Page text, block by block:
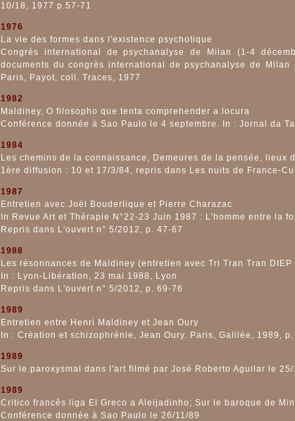
10/18, 1977 p.57-71
1976
La vie des formes dans l'existence psychotique
Congrès international de psychanalyse de Milan (1-4
documents du congrès international de psychanalyse de
Paris, Payot, coll. Traces, 1977
1982
Maldiney, O filosopho que tenta comprehender a locura
Conférence donnée à Sao Paulo le 4 septembre. In : Jornal da
1984
Les chemins de la connaissance, Demeures de la pensée, lieux
1ère diffusion : 10 et 17/3/84, repris dans Les nuits de France-
1987
Entretien avec Joël Bouderlique et Pierre Charazac
In Revue Art et Thérapie N°22-23 Juin 1987 : L'homme entre la
Repris dans L'ouvert n° 5/2012, p. 47-67
1988
Les résonnances de Maldiney (entretien avec Tri Tran Tran DIEP
In : Lyon-Libération, 23 mai 1988, Lyon
Repris dans L'ouvert n° 5/2012, p. 69-76
1989
Entretien entre Henri Maldiney et Jean Oury
In : Création et schizophrénie, Jean Oury. Paris, Galilée, 1989, p.
1989
Sur le paroxysmal dans l'art filmé par José Roberto Aguilar le
1989
Critico francês liga El Greco a Aleijadinho; Sur le baroque de
Conférence donnée à Sao Paulo le 26/11/89